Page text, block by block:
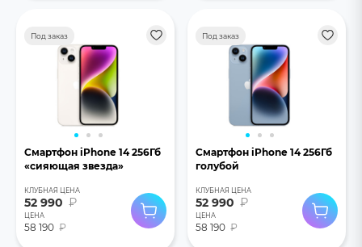
Под заказ
Смартфон iPhone 14 256Гб
«сияющая звезда»
КЛУБНАЯ ЦЕНА
52 990 ₽
ЦЕНА
58 190 ₽
Под заказ
Смартфон iPhone 14 256Гб
голубой
КЛУБНАЯ ЦЕНА
52 990 ₽
ЦЕНА
58 190 ₽